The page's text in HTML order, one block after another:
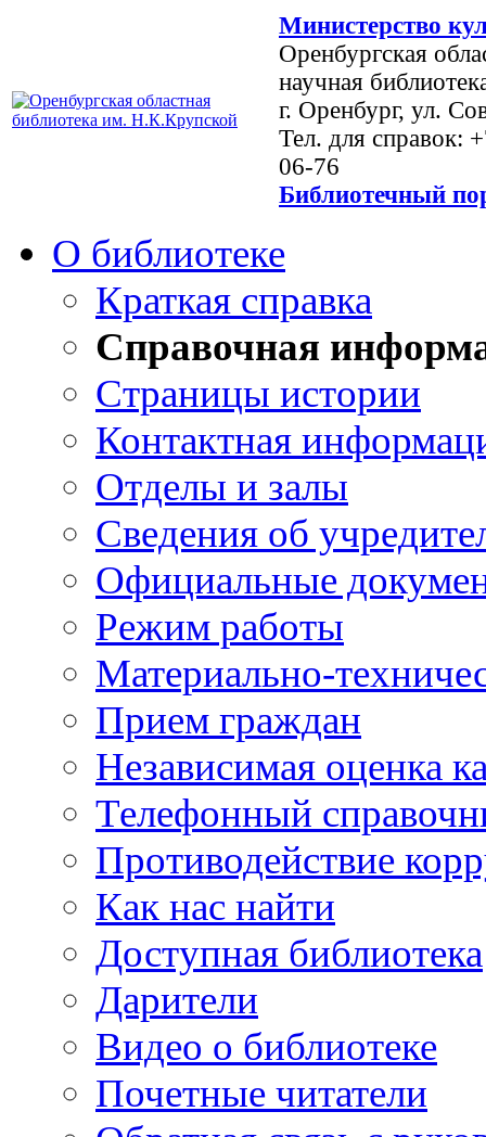
Министерство
Оренбургская
научная
г. Оренбург, ул.
Тел. для справок:
06-76
Библиотечный
О библиотеке
Краткая справка
Справочная
Страницы истории
Контактная
Отделы и залы
Сведения об
Официальные
Режим работы
Материально-
Прием граждан
Независимая оценка
Телефонный
Противодействие
Как нас найти
Доступная библиотека
Дарители
Видео о библиотеке
Почетные читатели